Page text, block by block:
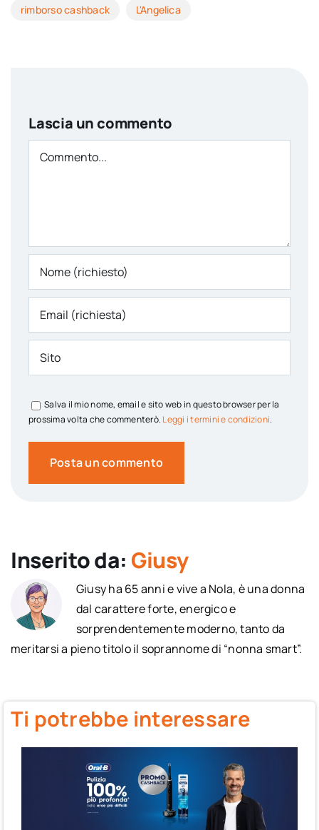
rimborso cashback L'Angelica
Lascia un commento
Comment
Salva il mio nome, email e sito web in questo browser per la
prossima volta che commenterò. Leggi i termini e condizioni.
Inserito da: Giusy
Giusy ha 65 anni e vive a Nola, è una donna
dal carattere forte, energico e
sorprendentemente moderno, tanto da
meritarsi a pieno titolo il soprannome di “nonna smart”.
Ti potrebbe interessare